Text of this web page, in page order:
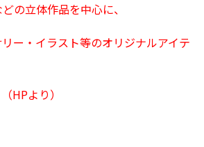
の立体作品を中心に、
ー・イラスト等のオリジナルアイテ
HPより）